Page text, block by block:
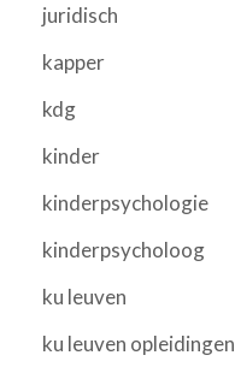
juridisch
kapper
kdg
kinder
kinderpsychologie
kinderpsycholoog
ku leuven
ku leuven opleidingen